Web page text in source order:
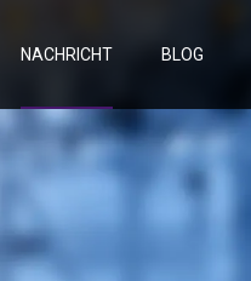
NACHRICHT BLOG